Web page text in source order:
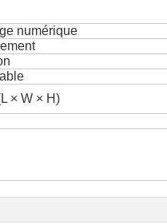
numérique
× W × H)